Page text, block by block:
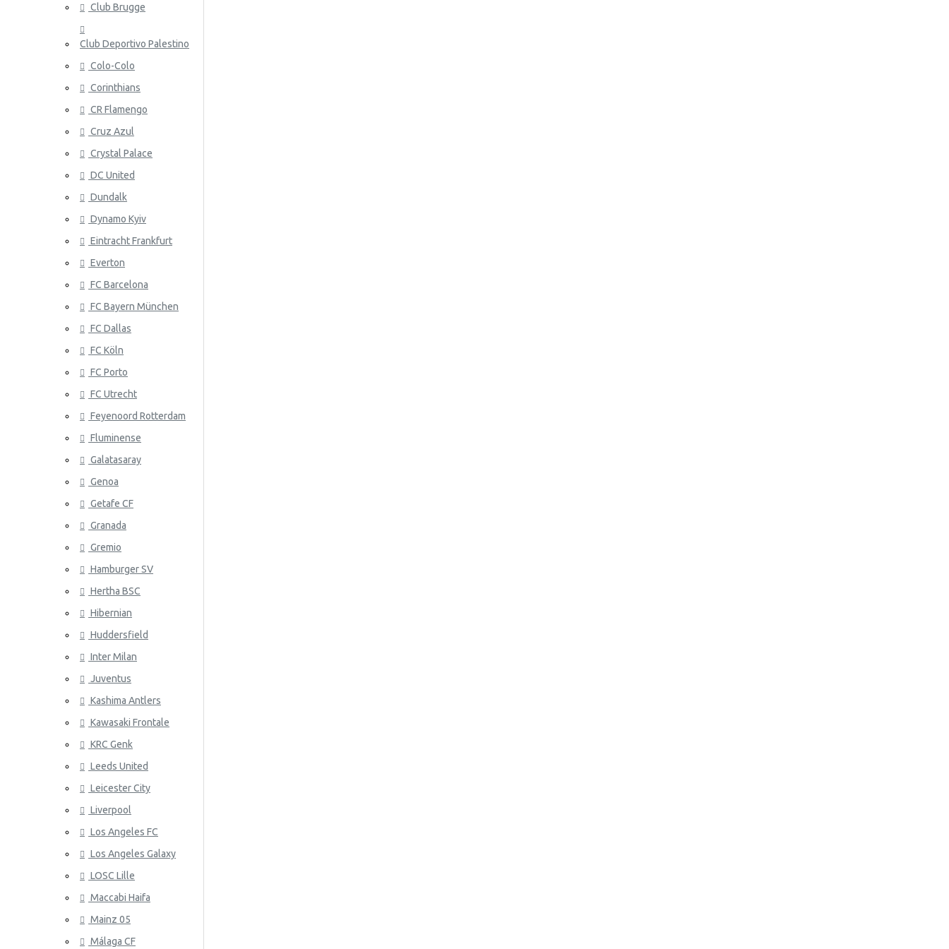
Panama
Portugali
Qatar
Venäjä
Saudi-Arabia
Senegal
Serbia
Slovakia
Espanja
Ruotsi
Tunisia
Turkki
Ukraina
Venezuela
Wales
Club Brugge
Club Deportivo Palestino
Colo-Colo
Corinthians
CR Flamengo
Cruz Azul
Crystal Palace
DC United
Dundalk
Dynamo Kyiv
Eintracht Frankfurt
Everton
FC Barcelona
FC Bayern München
FC Dallas
FC Köln
FC Porto
FC Utrecht
Feyenoord Rotterdam
Fluminense
Galatasaray
Genoa
Getafe CF
Granada
Gremio
Hamburger SV
Hertha BSC
Hibernian
Huddersfield
Inter Milan
Juventus
Kashima Antlers
Kawasaki Frontale
KRC Genk
Leeds United
Leicester City
Liverpool
Los Angeles FC
Los Angeles Galaxy
LOSC Lille
Maccabi Haifa
Mainz 05
Málaga CF